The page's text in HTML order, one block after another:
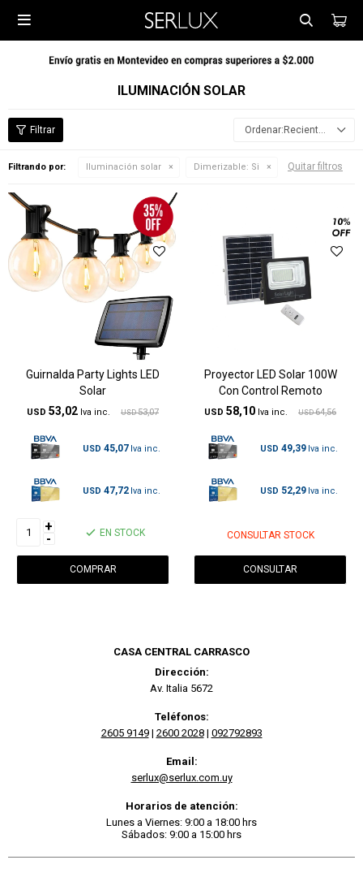

ILUMINACIÓN SOLAR
Recientes
Filtrando por: Iluminación solar Dimerizable: Si Quitar filtros
Guirnalda Party Lights LED
Solar
USD 53,02 USD 53,07
USD 45,07
USD 47,72
+
- EN STOCK
Proyector LED Solar 100W
Con Control Remoto
USD 58,10 USD 64,56
USD 49,39
USD 52,29
CONSULTAR STOCK
CONSULTAR
CASA CENTRAL CARRASCO
Dirección:
Av. Italia 5672
Teléfonos:
2605 9149| 2600 2028| 092792893
Email:
serlux@serlux.com.uy
Horarios de atención:
Lunes a Viernes: 9:00 a 18:00 hrs
Sábados: 9:00 a 15:00 hrs